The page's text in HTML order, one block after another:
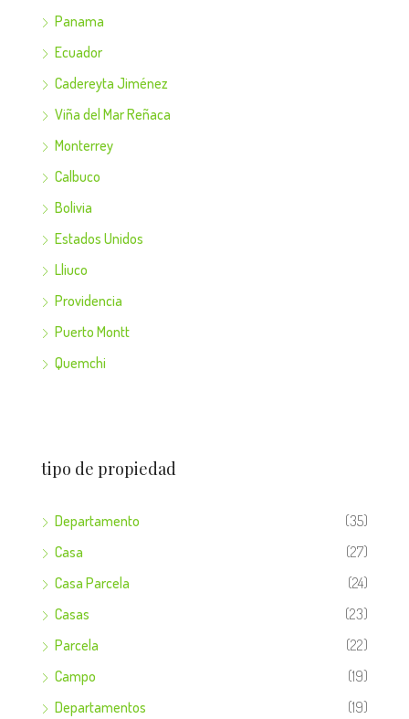
Panama
Ecuador
Cadereyta Jiménez
Viña del Mar Reñaca
Monterrey
Calbuco
Bolivia
Estados Unidos
Lliuco
Providencia
Puerto Montt
Quemchi
tipo de propiedad
Departamento
(35)
Casa
(27)
Casa Parcela
(24)
Casas
(23)
Parcela
(22)
Campo
(19)
Departamentos
(19)